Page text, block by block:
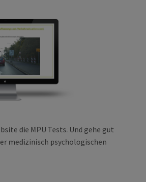
die MPU Tests. Und gehe gut
medizinisch psychologischen